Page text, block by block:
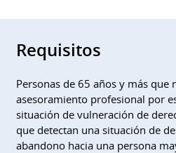
Requisitos
Personas de 65 años y más que
asesoramiento profesional por
situación de vulneración de
que detectan una situación de
abandono hacia una persona